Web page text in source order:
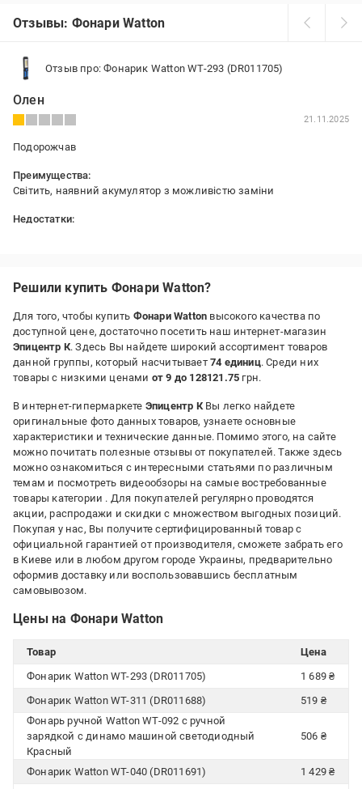
Отзывы: Фонари Watton
Отзыв про: Фонарик Watton WT-293 (DR011705)
Олен
21.11.2025
Подорожчав
Преимущества:
Світить, наявний акумулятор з можливістю заміни
Недостатки:
Решили купить Фонари Watton?
Для того, чтобы купить Фонари Watton высокого качества по
доступной цене, достаточно посетить наш интернет-магазин
Эпицентр К. Здесь Вы найдете широкий ассортимент товаров
данной группы, который насчитывает 74 единиц. Среди них
товары с низкими ценами от 9 до 128121.75 грн.
В интернет-гипермаркете Эпицентр КВы легко найдете
оригинальные фото данных товаров, узнаете основные
характеристики и технические данные. Помимо этого, на сайте
можно почитать полезные отзывы от покупателей. Также здесь
можно ознакомиться с интересными статьями по различным
темам и посмотреть видеообзоры на самые востребованные
товары категории . Для покупателей регулярно проводятся
акции, распродажи и скидки с множеством выгодных позиций.
Покупая у нас, Вы получите сертифицированный товар с
официальной гарантией от производителя, сможете забрать его
в Киеве или в любом другом городе Украины, предварительно
оформив доставку или воспользовавшись бесплатным
самовывозом.
Цены на Фонари Watton
Товар
Цена
Фонарик Watton WT-293 (DR011705)
1 689 ₴
Фонарик Watton WT-311 (DR011688)
519 ₴
Фонарь ручной Watton WT-092 с ручной
зарядкой с динамо машиной светодиодный
Красный
506 ₴
Фонарик Watton WT-040 (DR011691)
1 429 ₴